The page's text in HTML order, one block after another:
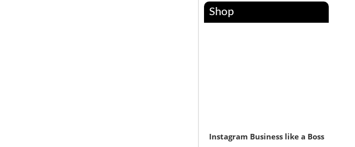
Shop
Instagram Business like a Boss